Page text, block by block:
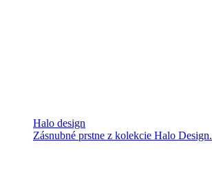
Halo design
Zásnubné prstne z kolekcie Halo Design.